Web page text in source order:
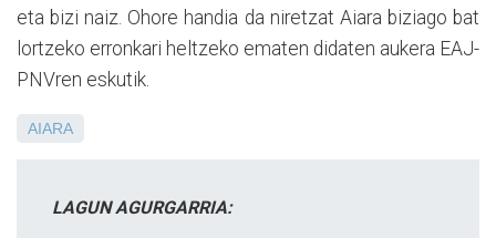
eta bizi naiz. Ohore handia da niretzat Aiara biziago bat
lortzeko erronkari heltzeko ematen didaten aukera EAJ-
PNVren eskutik.
AIARA
LAGUN AGURGARRIA: